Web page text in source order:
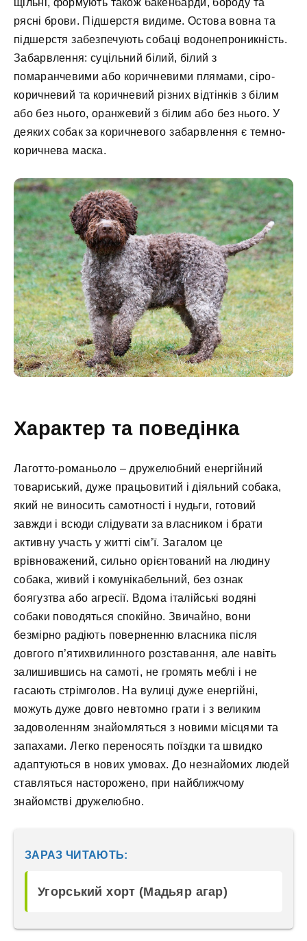
рясні брови. Підшерстя видиме. Остова вовна та
підшерстя забезпечують собаці водонепроникність.
Забарвлення: суцільний білий, білий з
помаранчевими або коричневими плямами, сіро-
коричневий та коричневий різних відтінків з білим
або без нього, оранжевий з білим або без нього. У
деяких собак за коричневого забарвлення є темно-
коричнева маска.
Характер та поведінка
Лаготто-романьоло – дружелюбний енергійний
товариський, дуже працьовитий і діяльний собака,
який не виносить самотності і нудьги, готовий
завжди і всюди слідувати за власником і брати
активну участь у житті сім’ї. Загалом це
врівноважений, сильно орієнтований на людину
собака, живий і комунікабельний, без ознак
боягузтва або агресії. Вдома італійські водяні
собаки поводяться спокійно. Звичайно, вони
безмірно радіють поверненню власника після
довгого п’ятихвилинного розставання, але навіть
залишившись на самоті, не громять меблі і не
гасають стрімголов. На вулиці дуже енергійні,
можуть дуже довго невтомно грати і з великим
задоволенням знайомляться з новими місцями та
запахами. Легко переносять поїздки та швидко
адаптуються в нових умовах. До незнайомих людей
ставляться насторожено, при найближчому
знайомстві дружелюбно.
ЗАРАЗ ЧИТАЮТЬ:
Угорський хорт (Мадьяр агар)